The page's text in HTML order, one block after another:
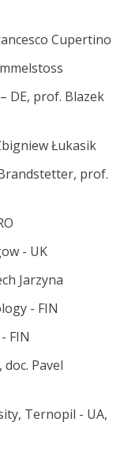
Cupertino
DE, prof. Blazek
Łukasik
prof.
- UK
Jarzyna
- FIN
FIN
Pavel
Ternopil - UA,